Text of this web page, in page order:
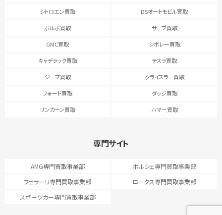
シトロエン買取 DSオートモビル買取
ボルボ買取 サーブ買取
GMC買取 シボレー買取
キャデラック買取 テスラ買取
ジープ買取 クライスラー買取
フォード買取 ダッジ買取
リンカーン買取 ハマー買取
専門サイト
AMG専門買取事業部
ポルシェ専門買取事業部
フェラーリ専門買取事業部
ロータス専門買取事業部
スポーツカー専門買取事業部